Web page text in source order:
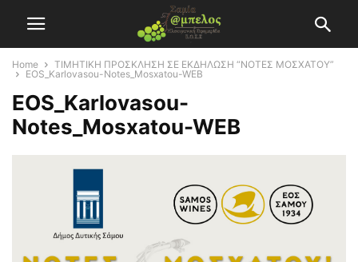
Home
ΤΙΜΗΤΙΚΗ ΠΡΟΣΚΛΗΣΗ ΣΕ ΕΚΔΗΛΩΣΗ “ΝΟΤΕΣ ΜΟΣΧΑΤΟΥ”
EOS_Karlovasou-Notes_Mosxatou-WEB
EOS_Karlovasou-
Notes_Mosxatou-WEB